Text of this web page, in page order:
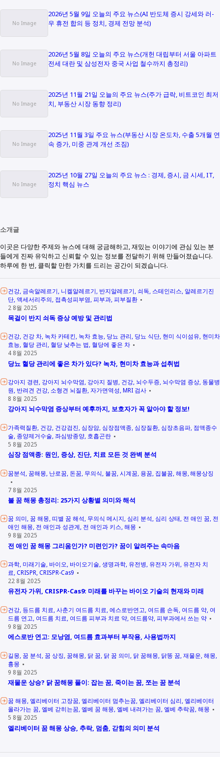
2026년 5월 9일 오늘의 주요 뉴스(AI 반도체 증시 강세와 러-
우 휴전 합의 등 정치, 경제 전망 분석)
2026년 5월 8일 오늘의 주요 뉴스(개헌 대립부터 서울 아파트
전세 대란 및 삼성전자 중국 사업 철수까지 총정리)
2025년 11월 21일 오늘의 주요 뉴스(주가 급락, 비트코인 최저
치, 부동산 시장 동향 정리)
2025년 11월 3일 주요 뉴스(부동산 시장 온도차, 수출 5개월 연
속 증가, 미중 관계 개선 조짐)
2025년 10월 27일 오늘의 주요 뉴스 : 경제, 증시, 금 시세, IT,
정치 핵심 뉴스
소개글
이곳은 다양한 주제와 뉴스에 대해 궁금해하고, 재밌는 이야기에 관심 있는 분
들에게 진짜 유익하고 신뢰할 수 있는 정보를 전달하기 위해 만들어졌습니다.
하루에 한 번, 클릭할 만한 가치를 드리는 공간이 되겠습니다.
건강 금속알레르기 니켈알레르기 반지알레르기 쇠독 스테인리스 알레르기진
단 액세서리주의 접촉성피부염 피부과 피부질환
2 8월 2025
목걸이 반지 쇠독 증상 예방 및 관리법
건강 건강 차 녹차 카테킨 녹차 효능 당뇨 관리 당뇨 식단 현미 식이섬유 현미차
효능 혈당 관리 혈당 낮추는 법 혈당에 좋은 차
4 8월 2025
당뇨 혈당 관리에 좋은 차가 있다? 녹차, 현미차 효능과 섭취법
강아지 경련 강아지 뇌수막염 강아지 질병 건강 뇌수두증 뇌수막염 증상 동물병
원 반려견 건강 소형견 뇌질환 자가면역성 MRI 검사
8 8월 2025
강아지 뇌수막염 증상부터 예후까지, 보호자가 꼭 알아야 할 정보!
가족력질환 건강 건강검진 심장암 심장점액종 심장질환 심장초음파 점액종수
술 종양제거수술 좌심방종양 호흡곤란
5 8월 2025
심장 점액종: 원인, 증상, 진단, 치료 모든 것 완벽 분석
꿈분석 꿈해몽 난로꿈 돈꿈 무의식 불꿈 시계꿈 용꿈 집불꿈 해몽 해몽상징
7 8월 2025
불 꿈 해몽 총정리: 25가지 상황별 의미와 해석
꿈 의미 꿈 해몽 띠별 꿈 해석 무의식 메시지 심리 분석 심리 상태 전 애인 꿈 전
애인 해몽 전 애인과 성관계 전 애인과 키스 해몽
9 8월 2025
전 애인 꿈 해몽 그리움인가? 미련인가? 꿈이 알려주는 속마음
과학 미래기술 바이오 바이오기술 생명과학 유전병 유전자 가위 유전자 치
료 CRISPR CRISPR-Cas9
22 8월 2025
유전자 가위, CRISPR-Cas9: 미래를 바꾸는 바이오 기술의 현재와 미래
건강 등드름 치료 사춘기 여드름 치료 에스로반연고 여드름 손독 여드름 약 여
드름 연고 여드름 치료 여드름 피부과 치료 약 여드름약 피부과에서 쓰는 약
9 8월 2025
에스로반 연고: 모낭염, 여드름 효과부터 부작용, 사용법까지
길몽 꿈 분석 꿈 상징 꿈해몽 닭 꿈 닭 꿈 의미 닭 꿈해몽 닭똥 꿈 재물운 해몽
흉몽
9 8월 2025
재물운 상승? 닭 꿈해몽 풀이: 잡는 꿈, 죽이는 꿈, 쪼는 꿈 분석
꿈 해몽 엘리베이터 고장꿈 엘리베이터 멈추는꿈 엘리베이터 심리 엘리베이터
올라가는 꿈 엘베 갇히는꿈 엘베 꿈 해몽 엘베 내려가는 꿈 엘베 추락꿈 해몽
5 8월 2025
엘리베이터 꿈 해몽 상승, 추락, 멈춤, 갇힘의 의미 분석